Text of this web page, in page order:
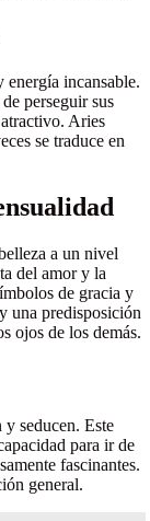
energía incansable.
perseguir sus
atractivo. Aries
se traduce en
a un nivel
del amor y la
de gracia y
una predisposición
ojos de los demás.
seducen. Este
para ir de
fascinantes.
general.